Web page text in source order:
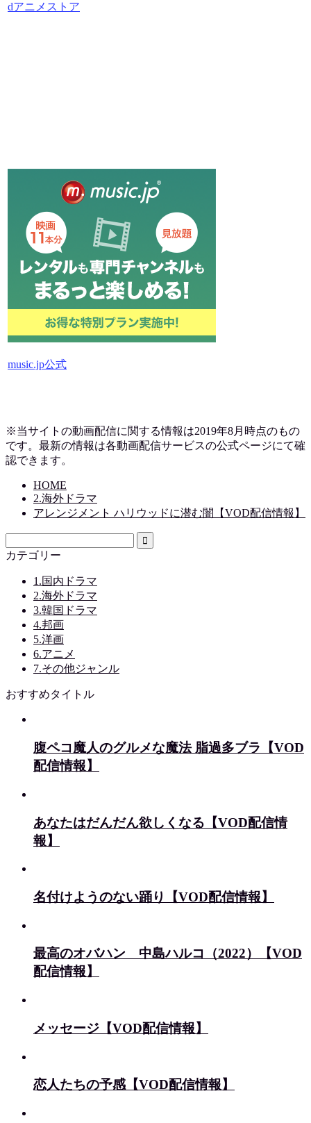
dアニメストア
music.jp公式
※当サイトの動画配信に関する情報は2019年8月時点のもの
です。最新の情報は各動画配信サービスの公式ページにて確
認できます。
HOME
2.海外ドラマ
アレンジメント ハリウッドに潜む闇【VOD配信情報】
カテゴリー
1.国内ドラマ
2.海外ドラマ
3.韓国ドラマ
4.邦画
5.洋画
6.アニメ
7.その他ジャンル
おすすめタイトル
腹ペコ魔人のグルメな魔法 脂過多ブラ【VOD
配信情報】
あなたはだんだん欲しくなる【VOD配信情
報】
名付けようのない踊り【VOD配信情報】
最高のオバハン 中島ハルコ（2022）【VOD
配信情報】
メッセージ【VOD配信情報】
恋人たちの予感【VOD配信情報】